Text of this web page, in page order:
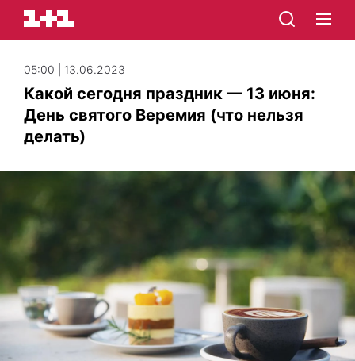
05:00 | 13.06.2023
Какой сегодня праздник — 13 июня:
День святого Веремия (что нельзя
делать)